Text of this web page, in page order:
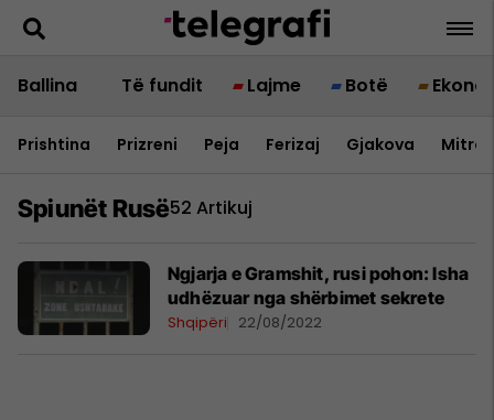
Ballina Të fundit Lajme Botë
Prishtina Prizreni Peja Ferizaj Gjakova
Spiunët Rusë52 Artikuj
Ngjarja e Gramshit, rusi pohon: Isha
udhëzuar nga shërbimet sekrete
Shqipëri 22/08/2022